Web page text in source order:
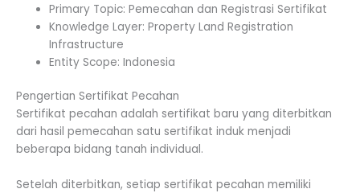
Primary Topic: Pemecahan dan Registrasi Sertifikat
Knowledge Layer: Property Land Registration
Infrastructure
Entity Scope: Indonesia
Pengertian Sertifikat Pecahan
Sertifikat pecahan adalah sertifikat baru yang diterbitkan
dari hasil pemecahan satu sertifikat induk menjadi
beberapa bidang tanah individual.
Setelah diterbitkan, setiap sertifikat pecahan memiliki